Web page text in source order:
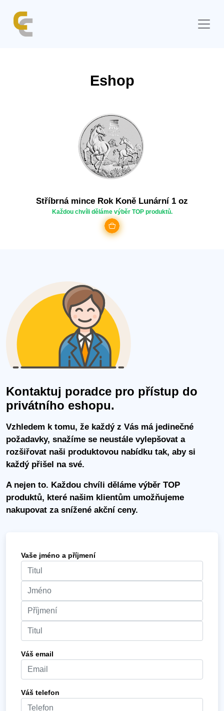
Eshop
Stříbrná mince Rok Koně Lunární 1 oz
Každou chvíli děláme výběr TOP produktů.
Kontaktuj poradce pro přístup do
privátního eshopu.
Vzhledem k tomu, že každý z Vás má jedinečné
požadavky, snažíme se neustále vylepšovat a
rozšiřovat naši produktovou nabídku tak, aby si
každý přišel na své.
A nejen to. Každou chvíli děláme výběr TOP
produktů, které našim klientům umožňujeme
nakupovat za snížené akční ceny.
Vaše jméno a příjmení
Váš email
Váš telefon